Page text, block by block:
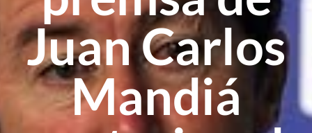
Juan Carlos
Mandiá